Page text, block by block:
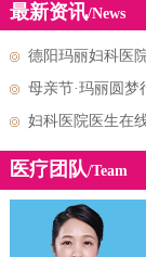
最新资讯/News
德阳玛丽妇科医
母亲节·玛丽圆梦
妇科医院医生在
医疗团队/Team